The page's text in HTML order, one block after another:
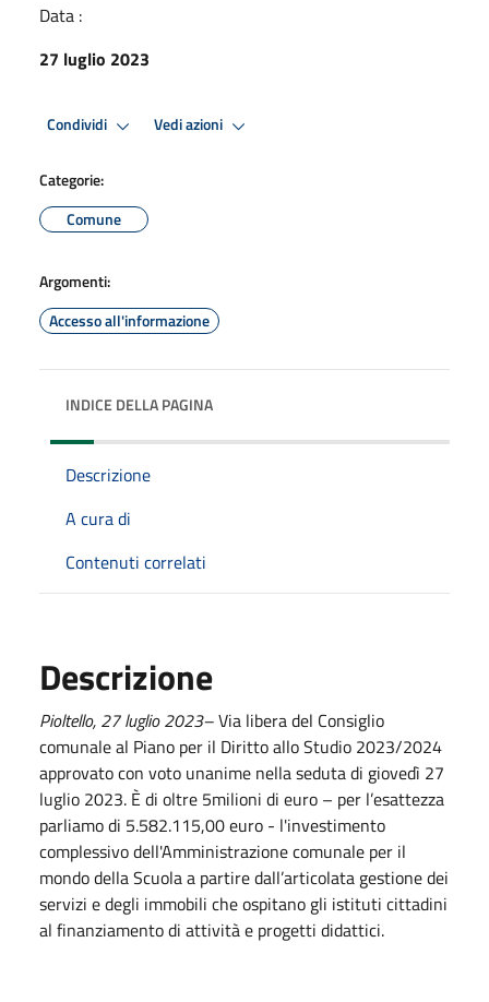
Data :
27 luglio 2023
Condividi Vedi azioni
Categorie:
Comune
Argomenti:
Accesso all'informazione
INDICE DELLA PAGINA
Descrizione
A cura di
Contenuti correlati
Descrizione
Pioltello, 27 luglio 2023–Via libera del Consiglio
comunale al Piano per il Diritto allo Studio 2023/2024
approvato con voto unanime nella seduta di giovedì 27
luglio 2023. È di oltre 5milioni di euro – per l’esattezza
parliamo di 5.582.115,00 euro - l'investimento
complessivo dell'Amministrazione comunale per il
mondo della Scuola a partire dall’articolata gestione dei
servizi e degli immobili che ospitano gli istituti cittadini
al finanziamento di attività e progetti didattici.